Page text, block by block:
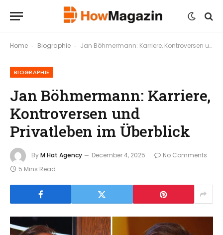
Home - Biographie - Jan Böhmermann: Karriere, Kontroversen und Privatleben im Überblick
BIOGRAPHIE
Jan Böhmermann: Karriere,
Kontroversen und
Privatleben im Überblick
ByM Hat Agency December 4, 2025
No Comments
5 Mins Read